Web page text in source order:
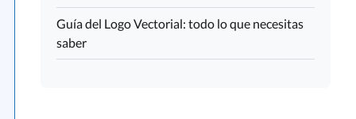
Guía del Logo Vectorial: todo lo que necesitas
saber